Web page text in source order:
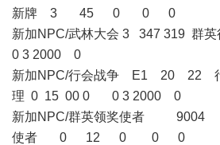
新牌 3 45 0 0 0
新加NPC/武林大会 3 347 319 群
0 3 2000 0
新加NPC/行会战争 E1 20 22
理 0 15 00 0 0 3 2000 0
新加NPC/群英领奖使者
使者 0 12 0 0 0